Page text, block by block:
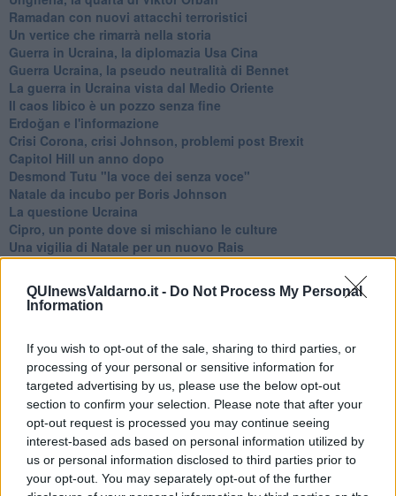
QUInewsValdarno.it - Do Not Process My Personal
Information
If you wish to opt-out of the sale, sharing to third parties, or
processing of your personal or sensitive information for
targeted advertising by us, please use the below opt-out
section to confirm your selection. Please note that after your
opt-out request is processed you may continue seeing
interest-based ads based on personal information utilized by
us or personal information disclosed to third parties prior to
your opt-out. You may separately opt-out of the further
Ramadan con nuovi attacchi terroristici
Un vertice che rimarrà nella storia
Guerra in Ucraina, la diplomazia Usa Cina
Guerra Ucraina, la pseudo neutralità di Bennet
La guerra in Ucraina vista dal Medio Oriente
​Il caos libico è un pozzo senza fine
Erdoğan e l'informazione
Crisi Corona, crisi Johnson, problemi post Brexit
Capitol Hill un anno dopo
Desmond Tutu "la voce dei senza voce"
Natale da incubo per Boris Johnson
La questione Ucraina
Cipro, un ponte dove si mischiano le culture
Una vigilia di Natale per un nuovo Rais
La questione israelo-palestinese ignorata dal G20
Erdogan continua a sfidare l'Occidente
Libano, collasso economico e guerra civile
Biden, primo presidente USA non in guerra
Papa Bergoglio vedrà Viktor Orbán
Bennet, un giorno in attesa di Biden
Il ritorno dei talebani
​La lenta agonia del Libano
Sudafrica, è allarme alimentare
Usa di nuovo al centro della geopolitica internazionale
L’appuntamento di Israele con il cambiamento